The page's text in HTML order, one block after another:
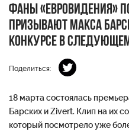
Фаны «Евровидения»
призывают Макса
конкурсе в
Поделиться:
18 марта состоялась
Барских и Zivert. Клип на их
который посмотрело уже